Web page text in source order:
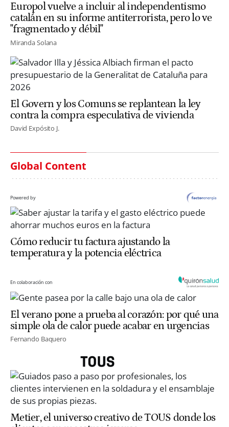
Europol vuelve a incluir al independentismo
catalán en su informe antiterrorista, pero lo ve
"fragmentado y débil"
Miranda Solana
El Govern y los Comuns se replantean la ley
contra la compra especulativa de vivienda
David Expósito J.
Global Content
Powered by
Cómo reducir tu factura ajustando la
temperatura y la potencia eléctrica
En colaboración con
El verano pone a prueba al corazón: por qué una
simple ola de calor puede acabar en urgencias
Fernando Baquero
Metier, el universo creativo de TOUS donde los